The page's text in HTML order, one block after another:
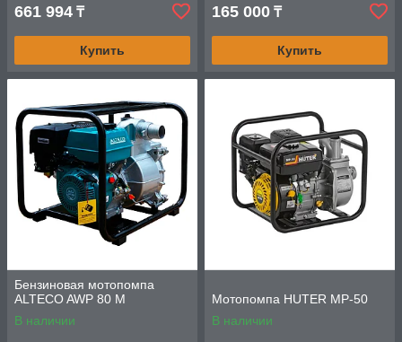
661 994 ₸
Купить
165 000 ₸
Купить
Бензиновая мотопомпа
ALTECO AWP 80 M
В наличии
Мотопомпа HUTER MP-50
В наличии